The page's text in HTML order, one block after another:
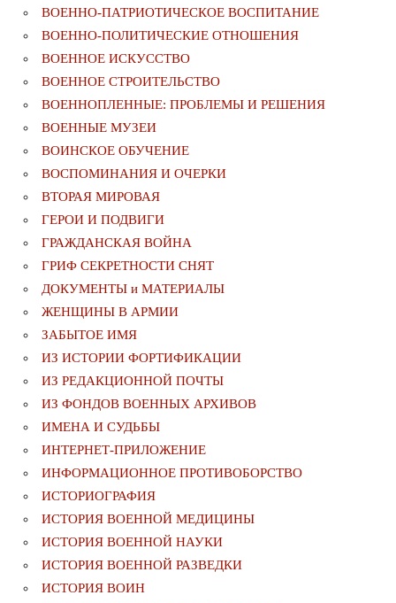
ВОЕННО-ПАТРИОТИЧЕСКОЕ ВОСПИТАНИЕ
ВОЕННО-ПОЛИТИЧЕСКИE ОТНОШЕНИЯ
ВОЕННОЕ ИСКУССТВО
ВОЕННОЕ СТРОИТЕЛЬСТВО
ВОЕННОПЛЕННЫЕ: ПРОБЛЕМЫ И РЕШЕНИЯ
ВОЕННЫЕ МУЗЕИ
ВОИНСКОЕ ОБУЧЕНИЕ
ВОСПОМИНАНИЯ И ОЧЕРКИ
ВТОРАЯ МИРОВАЯ
ГЕРОИ И ПОДВИГИ
ГРАЖДАНСКАЯ ВОЙНА
ГРИФ СЕКРЕТНОСТИ СНЯТ
ДОКУМЕНТЫ и МАТЕРИАЛЫ
ЖЕНЩИНЫ В АРМИИ
ЗАБЫТОЕ ИМЯ
ИЗ ИСТОРИИ ФОРТИФИКАЦИИ
ИЗ РЕДАКЦИОННОЙ ПОЧТЫ
ИЗ ФОНДОВ ВОЕННЫХ АРХИВОВ
ИМЕНА И СУДЬБЫ
ИНТЕРНЕТ-ПРИЛОЖЕНИЕ
ИНФОРМАЦИОННОЕ ПРОТИВОБОРСТВО
ИСТОРИОГРАФИЯ
ИСТОРИЯ ВОЕННОЙ МЕДИЦИНЫ
ИСТОРИЯ ВОЕННОЙ НАУКИ
ИСТОРИЯ ВОЕННОЙ РАЗВЕДКИ
ИСТОРИЯ ВОИН